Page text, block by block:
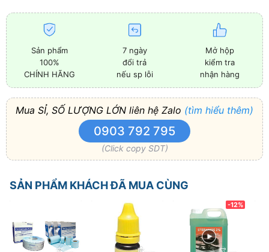
Sản phẩm
100%
CHÍNH HÃNG
7 ngày
đổi trả
nếu sp lỗi
Mở hộp
kiểm tra
nhận hàng
Mua SỈ, SỐ LƯỢNG LỚN liên hệ Zalo (tìm hiểu thêm)
0903 792 795
(Click copy SDT)
SẢN PHẨM KHÁCH ĐÃ MUA CÙNG
-12%